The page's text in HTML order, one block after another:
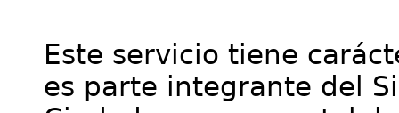
Este servicio tiene
es parte integrante del